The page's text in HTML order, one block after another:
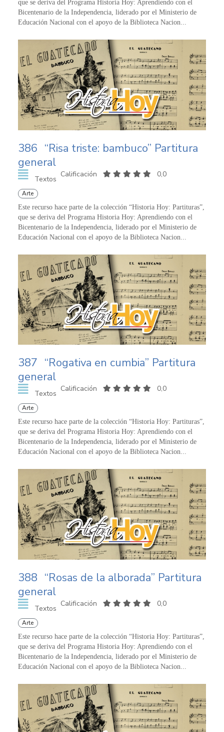
que se deriva del Programa Historia Hoy: Aprendiendo con el
Bicentenario de la Independencia, liderado por el Ministerio de
Educación Nacional con el apoyo de la Biblioteca Nacion...
386 “Risa triste: bambuco” Partitura
general
Textos
Calificación 0,0
Arte
Este recurso hace parte de la colección “Historia Hoy: Partituras”,
que se deriva del Programa Historia Hoy: Aprendiendo con el
Bicentenario de la Independencia, liderado por el Ministerio de
Educación Nacional con el apoyo de la Biblioteca Nacion...
387 “Rogativa en cumbia” Partitura
general
Textos
Calificación 0,0
Arte
Este recurso hace parte de la colección “Historia Hoy: Partituras”,
que se deriva del Programa Historia Hoy: Aprendiendo con el
Bicentenario de la Independencia, liderado por el Ministerio de
Educación Nacional con el apoyo de la Biblioteca Nacion...
388 “Rosas de la alborada” Partitura
general
Textos
Calificación 0,0
Arte
Este recurso hace parte de la colección “Historia Hoy: Partituras”,
que se deriva del Programa Historia Hoy: Aprendiendo con el
Bicentenario de la Independencia, liderado por el Ministerio de
Educación Nacional con el apoyo de la Biblioteca Nacion...